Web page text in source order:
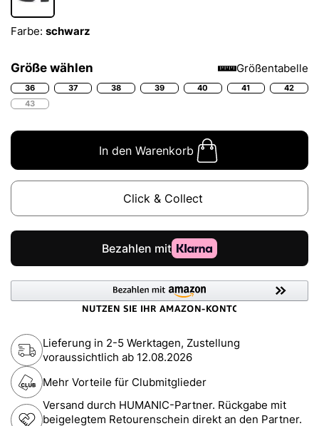
Farbe: schwarz
Größe wählen Größentabelle
36 37 38 39 40 41
42
43
In den Warenkorb
Click & Collect
Lieferung in 2-5 Werktagen, Zustellung
voraussichtlich ab 12.08.2026
Mehr Vorteile für Clubmitglieder
Versand durch HUMANIC-Partner. Rückgabe mit
beigelegtem Retourenschein direkt an den Partner.